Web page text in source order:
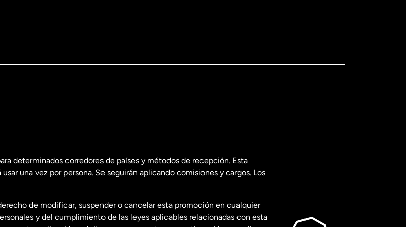
determinados corredores de países y métodos de recepción. Esta
una vez por persona. Se seguirán aplicando comisiones y cargos. Los
de modificar, suspender o cancelar esta promoción en cualquier
y del cumplimiento de las leyes aplicables relacionadas con esta